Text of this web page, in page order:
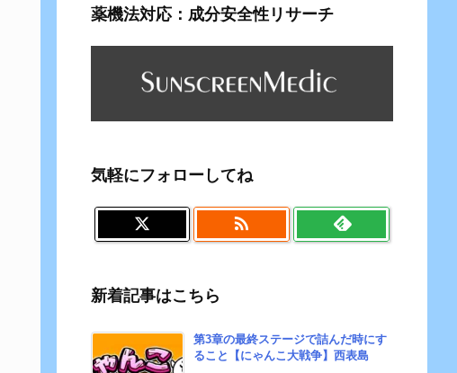
薬機法対応：成分安全性リサーチ
気軽にフォローしてね

新着記事はこちら
第3章の最終ステージで詰んだ時にす
ること【にゃんこ大戦争】西表島